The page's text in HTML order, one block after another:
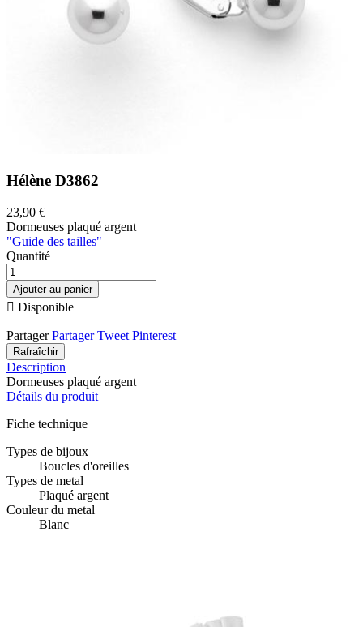
Hélène D3862
23,90 €
Dormeuses plaqué argent
"Guide des tailles"
Quantité
Ajouter au panier
 Disponible
Partager Partager Tweet Pinterest
Description
Dormeuses plaqué argent
Détails du produit
Fiche technique
Types de bijoux
Boucles d'oreilles
Types de metal
Plaqué argent
Couleur du metal
Blanc